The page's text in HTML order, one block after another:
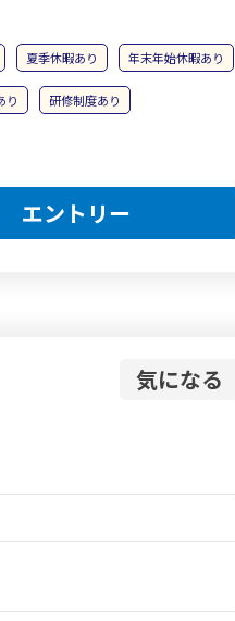
夏季休暇あり 年末年始休暇あり
り 研修制度あり
エントリー
気になる